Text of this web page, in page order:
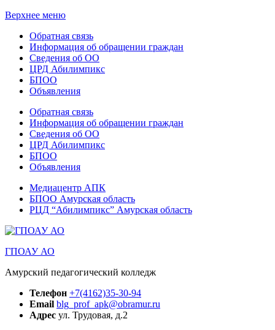
Верхнее меню
Обратная связь
Информация об обращении граждан
Сведения об ОО
ЦРД Абилимпикс
БПОО
Объявления
Обратная связь
Информация об обращении граждан
Сведения об ОО
ЦРД Абилимпикс
БПОО
Объявления
Медиацентр АПК
БПОО Амурская область
РЦД “Абилимпикс” Амурская область
ГПОАУ АО
Амурский педагогический колледж
Телефон +7(4162)35-30-94
Email blg_prof_apk@obramur.ru
Адрес ул. Трудовая, д.2